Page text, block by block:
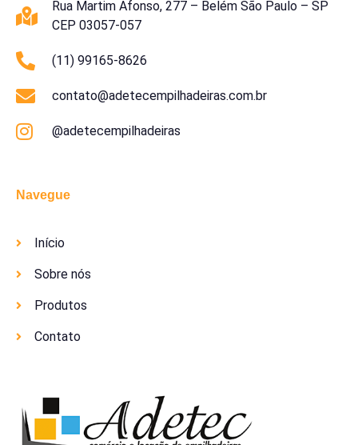
Navegue
Início
Sobre nós
Produtos
Contato
Rua Martim Afonso, 277 – Belém São Paulo – SP
CEP 03057-057
(11) 99165-8626
contato@adetecempilhadeiras.com.br
@adetecempilhadeiras